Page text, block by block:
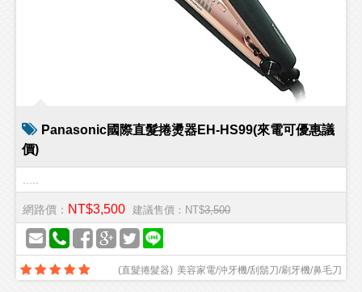
Panasonic國際直髮捲燙器EH-HS99(來電可優惠議
價)
網路價： NT$3,500 建議售價：NT$3,500
美容家電/沖牙機/刮鬍刀/刷牙機/鼻毛刀
(直髮捲髮器)